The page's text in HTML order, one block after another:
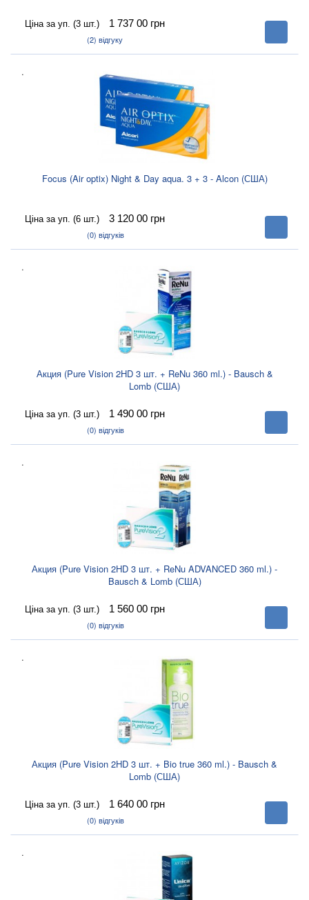
Ціна за уп. (3 шт.) 1 737 00 грн
(2) відгуку
В
корзину
.
Focus (Air optix) Night & Day aqua. 3 + 3 - Alcon (США)
Ціна за уп. (6 шт.) 3 120 00 грн
(0) відгуків
В
корзину
.
Акция (Pure Vision 2HD 3 шт. + ReNu 360 ml.) - Bausch &
Lomb (США)
Ціна за уп. (3 шт.) 1 490 00 грн
(0) відгуків
В
корзину
.
Акция (Pure Vision 2HD 3 шт. + ReNu ADVANCED 360 ml.) -
Bausch & Lomb (США)
Ціна за уп. (3 шт.) 1 560 00 грн
(0) відгуків
В
корзину
.
Акция (Pure Vision 2HD 3 шт. + Bio true 360 ml.) - Bausch &
Lomb (США)
Ціна за уп. (3 шт.) 1 640 00 грн
(0) відгуків
В
корзину
.